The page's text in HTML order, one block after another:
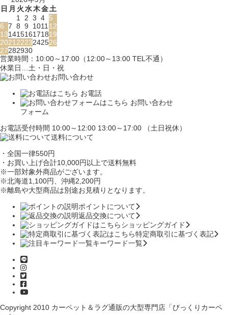
日 月 火水木金土
1
2 3 4 5
6 7 8 9 1011 12
13141516171819
2021 2223242526
27282930
営業時間：10:00～17:00（12:00～13:00 TEL不通）
休業日…土・日・祝
お問い合わせ
お電話
お問い合わせ
フォーム
お電話受付時間 10:00～12:00 13:00～17:00 （土日祝休）
送料について
・全国一律550円
・お買い上げ合計10,000円 以上で送料無料
※一部対象外商品がございます。
※北海道1,100円
、沖縄2,200円
※離島や大型商品は別途お見積りとなります。
ポイントについて
返品交換について
ショッピングガイド
特定商取引に基づく表記
キーワード一覧
Copyright 2010 カーペット＆ラグ通販の大型専門店「びっくりカーペ